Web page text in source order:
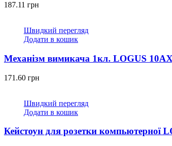
187.11 грн
Швидкий перегляд
Додати в кошик
Механізм вимикача 1кл. LOGUS
171.60 грн
Швидкий перегляд
Додати в кошик
Кейстоун для розетки компьютерної